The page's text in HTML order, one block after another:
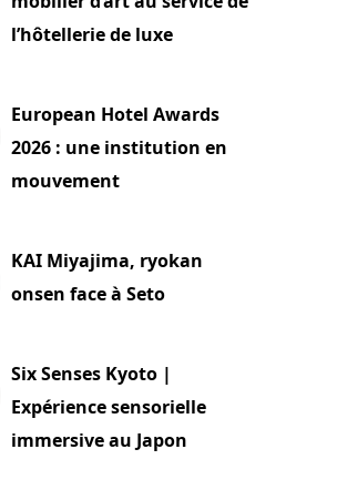
l’hôtellerie de luxe
European Hotel Awards
2026 : une institution en
mouvement
KAI Miyajima, ryokan
onsen face à Seto
Six Senses Kyoto |
Expérience sensorielle
immersive au Japon